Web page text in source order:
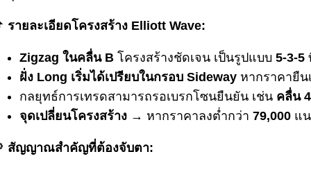
รายละเอียดโครงสร้าง Elliott Wave:
Zigzag ในคลื่น Bโครงสร้างชัดเจน เป็นรูปแบบ 5-3-5
ฝั่ง Long เริ่มได้เปรียบในกรอบ Sidewayหากราคายืน
กลยุทธ์การเทรดสามารถรอเบรกโซนยืนยัน เช่น คลื่น
จุดเปลี่ยนโครงสร้าง→ หากราคาลงต่ำกว่า 79,000แน
สัญญาณสำคัญที่ต้องจับตา: